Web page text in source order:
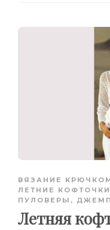
ВЯЗАНИЕ
ЛЕТНИЕ
ПУЛОВЕРЫ,
Летняя